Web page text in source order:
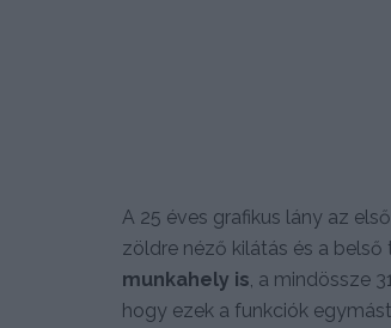
A 25 éves grafikus lány az
zöldre néző kilátás és a
munkahely is , a mindössze
hogy ezek a funkciók